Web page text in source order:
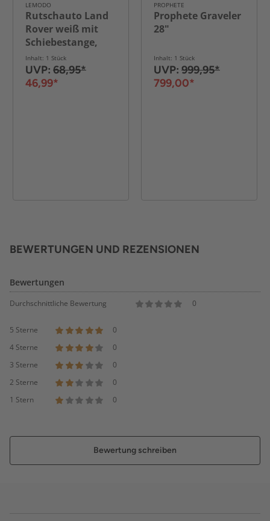
LEMODO
Rutschauto Land
Rover weiß mit
Schiebestange,
Kinderfahrzeug
mit Soundlenkrad
Inhalt: 1 Stück
UVP: 68,95*
46,99*
PROPHETE
Prophete Graveler
28"
Inhalt: 1 Stück
UVP: 999,95*
799,00*
BEWERTUNGEN UND REZENSIONEN
Bewertungen
Durchschnittliche Bewertung 0
5 Sterne
0
4 Sterne
0
3 Sterne
0
2 Sterne
0
1 Stern
0
Bewertung schreiben